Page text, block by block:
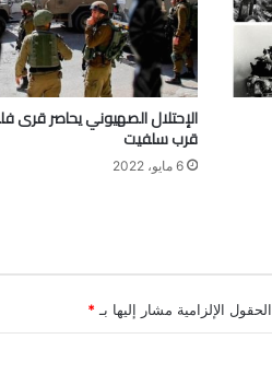
الإحتلال الصهيوني يحاصر قرى
قرب سلفيت
6 مايو، 2022
الحقول الإلزامية مشار إليها بـ *